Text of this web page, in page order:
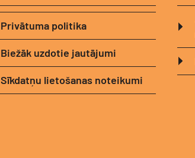
Privātuma politika
Biežāk uzdotie jautājumi
Sīkdatņu lietošanas noteikumi